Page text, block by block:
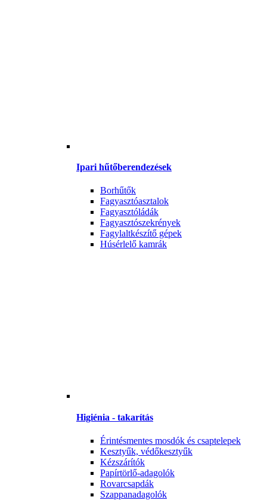
Ipari hűtőberendezések
Borhűtők
Fagyasztóasztalok
Fagyasztóládák
Fagyasztószekrények
Fagylaltkészítő gépek
Húsérlelő kamrák
Higiénia - takarítás
Érintésmentes mosdók és csaptelepek
Kesztyűk, védőkesztyűk
Kézszárítók
Papírtörlő-adagolók
Rovarcsapdák
Szappanadagolók